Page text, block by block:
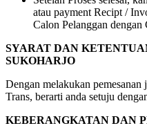
atau payment Recipt /
Calon Pelanggan dengan
SYARAT DAN
SUKOHARJO
Dengan melakukan pemesanan
Trans, berarti anda setuju
KEBERANGKATAN DAN